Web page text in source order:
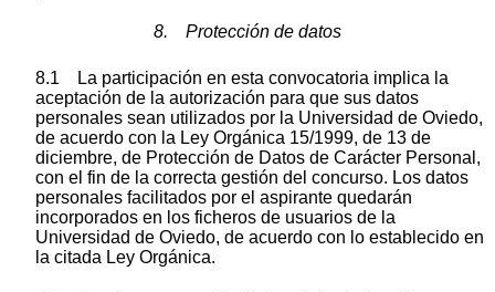
8. Protección de datos
8.1 La participación en esta convocatoria implica la
aceptación de la autorización para que sus datos
personales sean utilizados por la Universidad de Oviedo,
de acuerdo con la Ley Orgánica 15/1999, de 13 de
diciembre, de Protección de Datos de Carácter Personal,
con el fin de la correcta gestión del concurso. Los datos
personales facilitados por el aspirante quedarán
incorporados en los ficheros de usuarios de la
Universidad de Oviedo, de acuerdo con lo establecido en
la citada Ley Orgánica.